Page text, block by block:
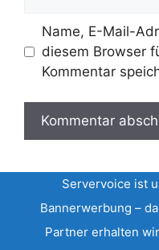
Name, E-Mail-
diesem Browser
Kommentar
Servervoice ist
Bannerwerbung –
Partner erhalten